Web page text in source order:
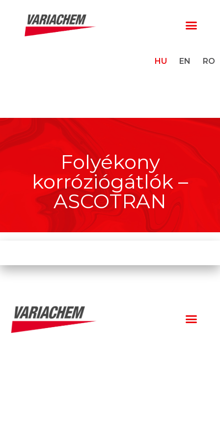
HU EN RO
Folyékony
korróziógátlók –
ASCOTRAN